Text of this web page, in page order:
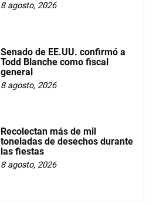
8 agosto, 2026
Senado de EE.UU. confirmó a
Todd Blanche como fiscal
general
8 agosto, 2026
Recolectan más de mil
toneladas de desechos durante
las fiestas
8 agosto, 2026